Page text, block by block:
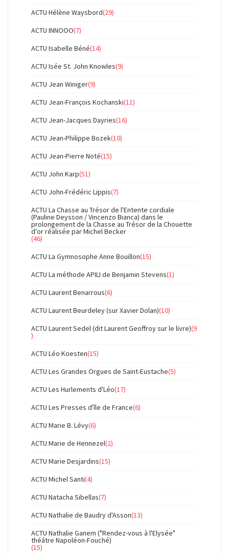
ACTU Hélène Waysbord(29)
ACTU INNOOO(7)
ACTU Isabelle Béné(14)
ACTU Isée St. John Knowles(9)
ACTU Jean Winiger(9)
ACTU Jean-François Kochanski(11)
ACTU Jean-Jacques Dayries(16)
ACTU Jean-Philippe Bozek(10)
ACTU Jean-Pierre Noté(15)
ACTU John Karp(51)
ACTU John-Frédéric Lippis(7)
ACTU La Chasse au Trésor de l'Entente cordiale
(Pauline Deysson / Vincenzo Bianca) dans le
prolongement de la Chasse au Trésor de la Chouette
d'or réalisée par Michel Becker
(46)
ACTU La Gymnosophe Anne Bouillon(15)
ACTU La méthode APILI de Benjamin Stevens(1)
ACTU Laurent Benarrous(6)
ACTU Laurent Beurdeley (sur Xavier Dolan)(10)
ACTU Laurent Sedel (dit Laurent Geoffroy sur le livre)(9
)
ACTU Léo Koesten(15)
ACTU Les Grandes Orgues de Saint-Eustache(5)
ACTU Les Hurlements d'Léo(17)
ACTU Les Presses d'île de France(6)
ACTU Marie B. Lévy(6)
ACTU Marie de Hennezel(2)
ACTU Marie Desjardins(15)
ACTU Michel Santi(4)
ACTU Natacha Sibellas(7)
ACTU Nathalie de Baudry d'Asson(13)
ACTU Nathalie Ganem ("Rendez-vous à l'Elysée"
théâtre Napoléon-Fouché)
(15)